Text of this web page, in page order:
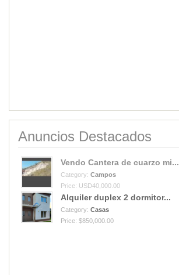
Anuncios Destacados
Vendo Cantera de cuarzo mi...
Category: Campos
Price: USD40,000.00
Alquiler duplex 2 dormitor...
Category: Casas
Price: $850,000.00